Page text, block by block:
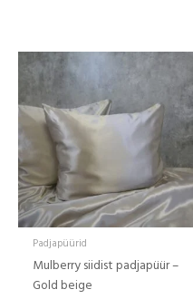
Padjapüürid
Mulberry siidist padjapüür –
Gold beige
Hinnavahemik:
39,00 €
kuni
69,00 €